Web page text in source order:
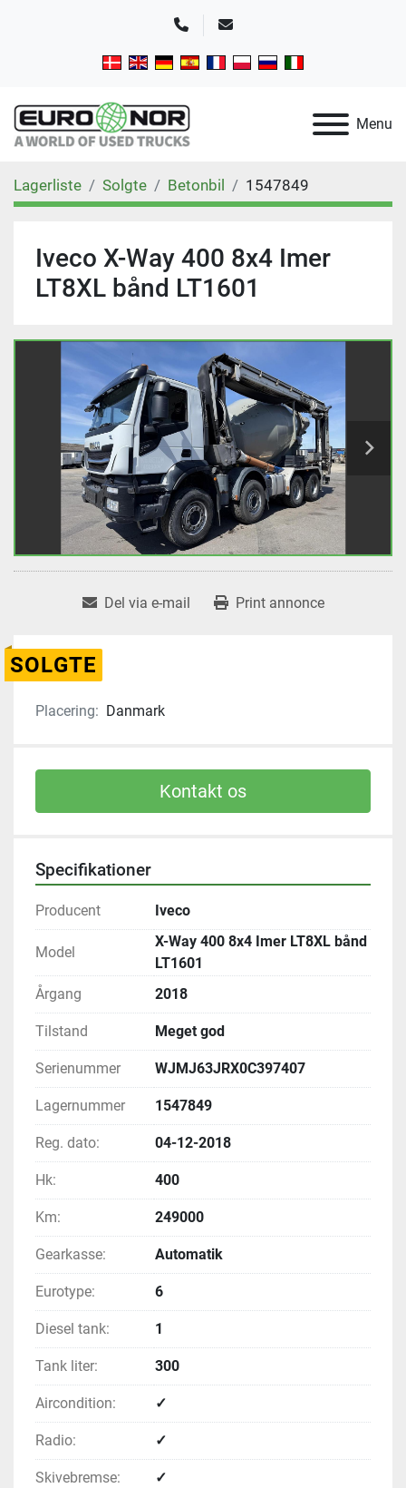
TelefonE-mail
Menu
Lagerliste Solgte Betonbil 1547849
Iveco X-Way 400 8x4 Imer
LT8XL bånd LT1601
Del via e-mail Print annonce
SOLGTE
Placering: Danmark
Kontakt os
Specifikationer
Producent Iveco
Model
X-Way 400 8x4 Imer LT8XL bånd
LT1601
Årgang
2018
Tilstand Meget god
Serienummer WJMJ63JRX0C397407
Lagernummer 1547849
Reg. dato: 04-12-2018
Hk: 400
Km: 249000
Gearkasse: Automatik
Eurotype: 6
Diesel tank: 1
Tank liter: 300
Aircondition: ✓
Radio: ✓
Skivebremse: ✓